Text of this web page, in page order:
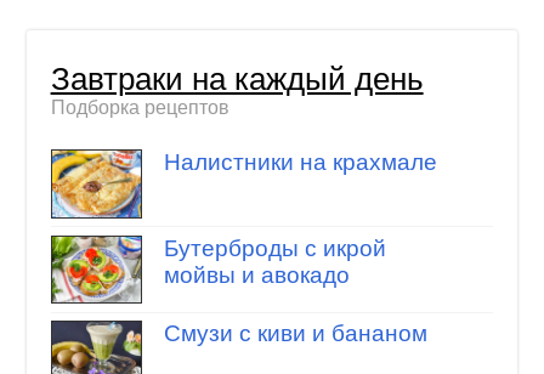
Завтраки на каждый день
Подборка рецептов
Налистники на крахмале
Бутерброды с икрой
мойвы и авокадо
Cмузи с киви и бананом